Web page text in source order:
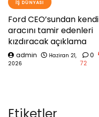
İŞ DÜNYASI
Ford CEO’sundan kendi
aracını tamir edenleri
kızdıracak açıklama
admin
Haziran 21,
2026
0
72